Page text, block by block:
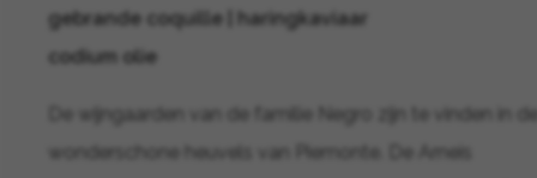
gebrande coquille | haringkaviaar
codium olie
De wijngaarden van de familie Negro zijn te vinden in de
wonderschone heuvels van Piemonte. De Arneis